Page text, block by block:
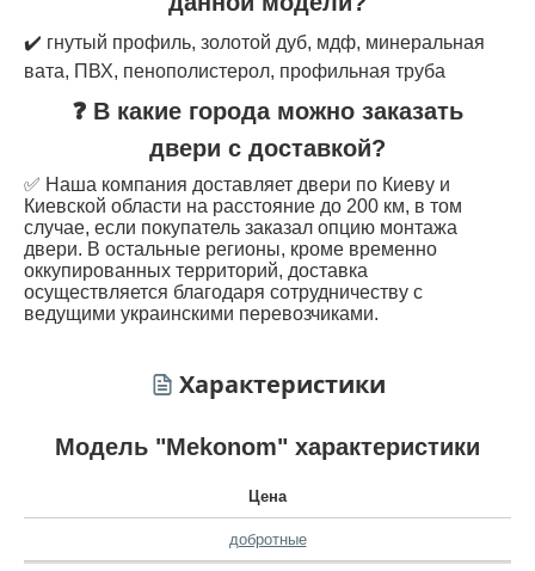
✔️ гнутый профиль, золотой дуб, мдф, минеральная
вата, ПВХ, пенополистерол, профильная труба
❓ В какие города можно заказать
двери с доставкой?
✅ Наша компания доставляет двери по Киеву и
Киевской области на расстояние до 200 км, в том
случае, если покупатель заказал опцию монтажа
двери. В остальные регионы, кроме временно
оккупированных территорий, доставка
осуществляется благодаря сотрудничеству с
ведущими украинскими перевозчиками.
Характеристики
Модель "Mekonom" характеристики
Цена
добротные